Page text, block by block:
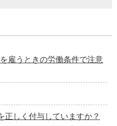
雇うときの労働条件で注意
しく付与していますか？